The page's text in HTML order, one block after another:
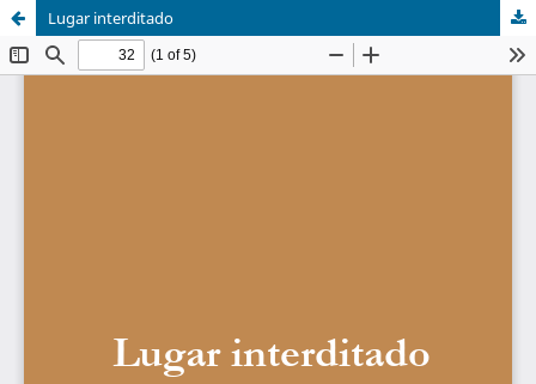
Lugar interditado